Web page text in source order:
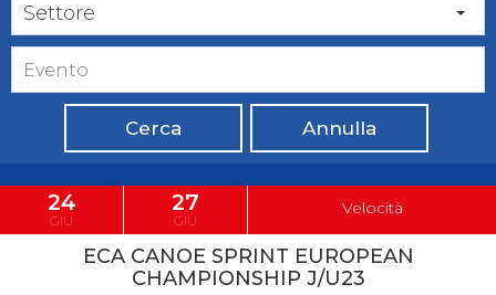
Settore
Cerca Annulla
24
GIU
27
GIU
Velocità
ECA CANOE SPRINT EUROPEAN
CHAMPIONSHIP J/U23